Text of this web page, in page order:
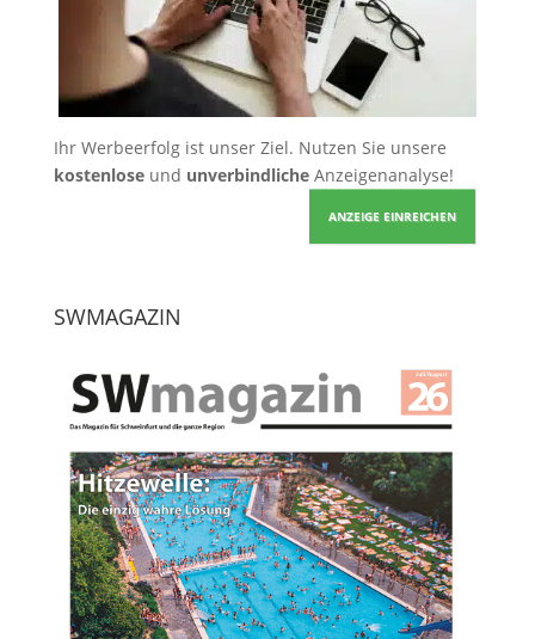
Ihr Werbeerfolg ist unser Ziel. Nutzen Sie unsere
kostenloseund unverbindlicheAnzeigenanalyse!
ANZEIGE EINREICHEN
SWMAGAZIN